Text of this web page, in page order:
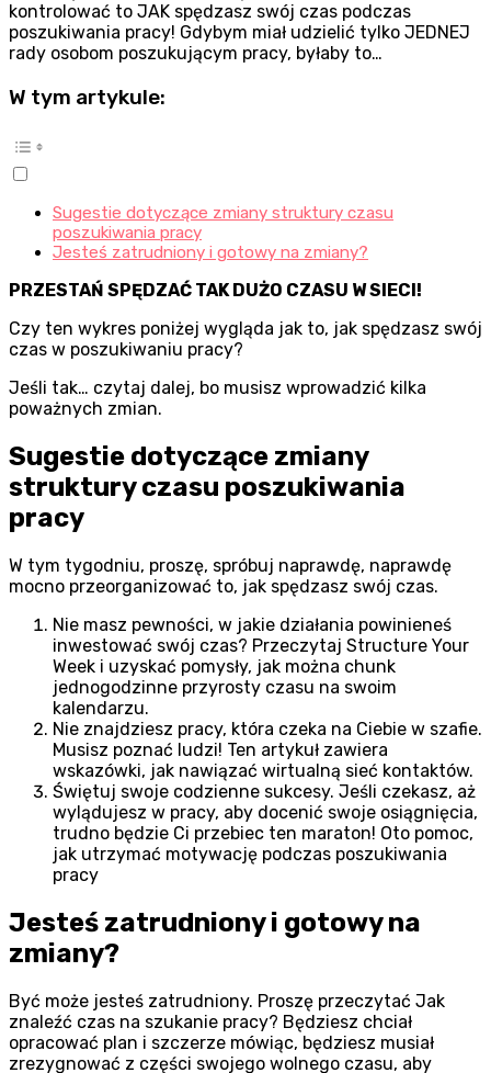
kontrolować to JAK spędzasz swój czas podczas
poszukiwania pracy! Gdybym miał udzielić tylko JEDNEJ
rady osobom poszukującym pracy, byłaby to…
W tym artykule:
Sugestie dotyczące zmiany struktury czasu
poszukiwania pracy
Jesteś zatrudniony i gotowy na zmiany?
PRZESTAŃ SPĘDZAĆ TAK DUŻO CZASU W SIECI!
Czy ten wykres poniżej wygląda jak to, jak spędzasz swój
czas w poszukiwaniu pracy?
Jeśli tak… czytaj dalej, bo musisz wprowadzić kilka
poważnych zmian.
Sugestie dotyczące zmiany
struktury czasu poszukiwania
pracy
W tym tygodniu, proszę, spróbuj naprawdę, naprawdę
mocno przeorganizować to, jak spędzasz swój czas.
Nie masz pewności, w jakie działania powinieneś
inwestować swój czas? Przeczytaj Structure Your
Week i uzyskać pomysły, jak można chunk
jednogodzinne przyrosty czasu na swoim
kalendarzu.
Nie znajdziesz pracy, która czeka na Ciebie w szafie.
Musisz poznać ludzi! Ten artykuł zawiera
wskazówki, jak nawiązać wirtualną sieć kontaktów.
Świętuj swoje codzienne sukcesy. Jeśli czekasz, aż
wylądujesz w pracy, aby docenić swoje osiągnięcia,
trudno będzie Ci przebiec ten maraton! Oto pomoc,
jak utrzymać motywację podczas poszukiwania
pracy
Jesteś zatrudniony i gotowy na
zmiany?
Być może jesteś zatrudniony. Proszę przeczytać Jak
znaleźć czas na szukanie pracy? Będziesz chciał
opracować plan i szczerze mówiąc, będziesz musiał
zrezygnować z części swojego wolnego czasu, aby